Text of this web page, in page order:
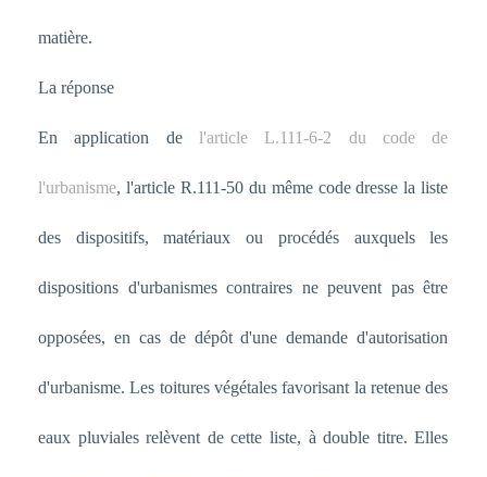
matière.
La réponse
En application de l'article L.111-6-2 du code de
l'urbanisme, l'article R.111-50 du même code dresse la liste
des dispositifs, matériaux ou procédés auxquels les
dispositions d'urbanismes contraires ne peuvent pas être
opposées, en cas de dépôt d'une demande d'autorisation
d'urbanisme. Les toitures végétales favorisant la retenue des
eaux pluviales relèvent de cette liste, à double titre. Elles